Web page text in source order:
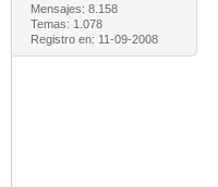
Mensajes: 8.158
Temas: 1.078
Registro en: 11-09-2008